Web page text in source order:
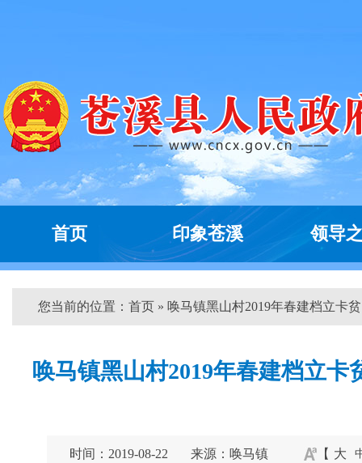
首页 印象苍溪 领导
您当前的位置： 首页 » 唤马镇黑山村2019年春建档立卡
唤马镇黑山村2019年春建档立
时间：2019-08-22 来源：唤马镇 【 大